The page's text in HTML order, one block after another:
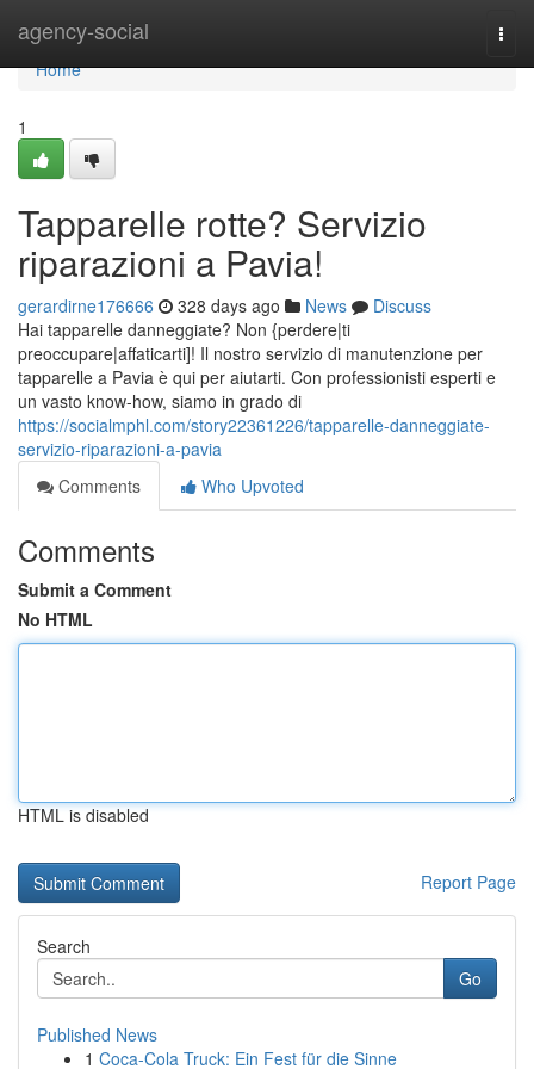
agency-social
Home
Home
1
Tapparelle rotte? Servizio
riparazioni a Pavia!
gerardirne176666 328 days ago News
Discuss
Hai tapparelle danneggiate? Non {perdere|ti
preoccupare|affaticarti]! Il nostro servizio di manutenzione per
tapparelle a Pavia è qui per aiutarti. Con professionisti esperti e
un vasto know-how, siamo in grado di
https://socialmphl.com/story22361226/tapparelle-danneggiate-
servizio-riparazioni-a-pavia
Comments
Who Upvoted
Comments
Submit a Comment
No HTML
HTML is disabled
Report Page
Search
Go
Published News
1 Coca-Cola Truck: Ein Fest für die Sinne